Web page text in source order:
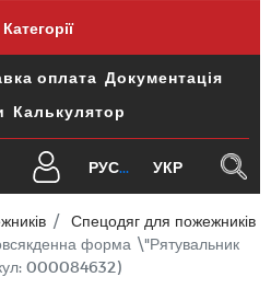
Категорії
оплата Документація
Калькулятор
РУС УКР
Спецодяг для пожежників
форма \"Рятувальник
000084632)